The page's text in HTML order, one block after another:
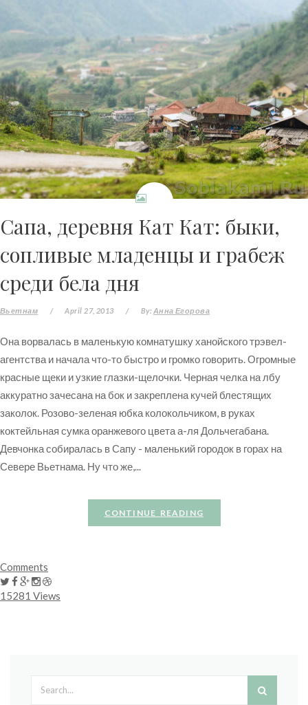
Сапа, деревня Кат Кат: быки,
сопливые младенцы и грабеж
среди бела дня
Вьетнам / April 27, 2013 / By: Анна Егорова
Она ворвалась в маленькую комнатушку ханойского трэвел-
агентства и начала что-то быстро и громко говорить. Огромные
красные щеки и узкие глазки-щелочки. Черная челка на лбу
аккуратно зачесана на бок и закреплена кучей блестящих
заколок. Розово-зеленая юбка колокольчиком, в руках
коктейльная сумка оранжевого цвета а-ля Дольчегабана.
Девчонка собиралась в Сапу - маленький городок в горах на
Севере Вьетнама. Ну что же,...
CONTINUE READING
Comments
15281 Views